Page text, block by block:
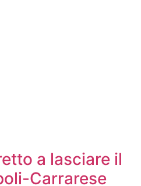
a lasciare il
Carrarese